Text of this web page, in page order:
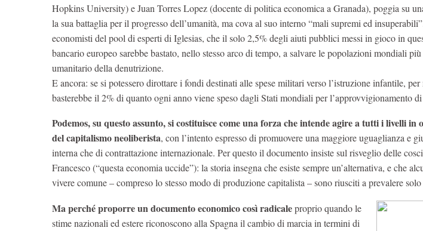
Hopkins University) e Juan Torres Lopez (docente di politica economica a Granada), poggia su
la sua battaglia per il progresso dell’umanità, ma cova al suo interno “mali supremi ed
economisti del pool di esperti di Iglesias, che il solo 2,5% degli aiuti pubblici messi in gioco in
bancario europeo sarebbe bastato, nello stesso arco di tempo, a salvare le popolazioni mondiali
umanitario della denutrizione.
E ancora: se si potessero dirottare i fondi destinati alle spese militari verso l’istruzione infantile,
basterebbe il 2% di quanto ogni anno viene speso dagli Stati mondiali per l’approvvigionamento
Podemos, su questo assunto, si costituisce come una forza che intende agire a tutti i livelli
del capitalismo neoliberista, con l’intento espresso di promuovere una maggiore uguaglianza e
interna che di contrattazione internazionale. Per questo il documento insiste sul risveglio delle
Francesco (“questa economia uccide”): la storia insegna che esiste sempre un’alternativa, e che
vivere comune – compreso lo stesso modo di produzione capitalista – sono riusciti a prevalere
Ma perché proporre un documento economico così radicaleproprio quando le
stime nazionali ed estere riconoscono alla Spagna il cambio di marcia in termini di